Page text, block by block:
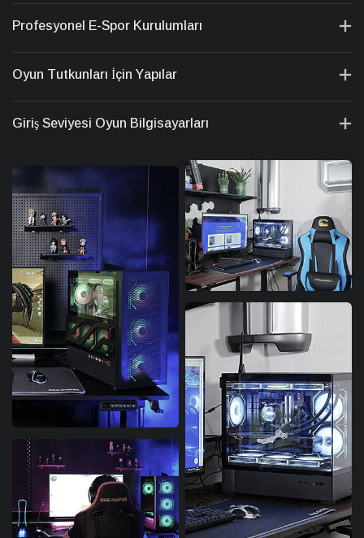
Profesyonel E-Spor Kurulumları
Oyun Tutkunları İçin Yapılar
Giriş Seviyesi Oyun Bilgisayarları